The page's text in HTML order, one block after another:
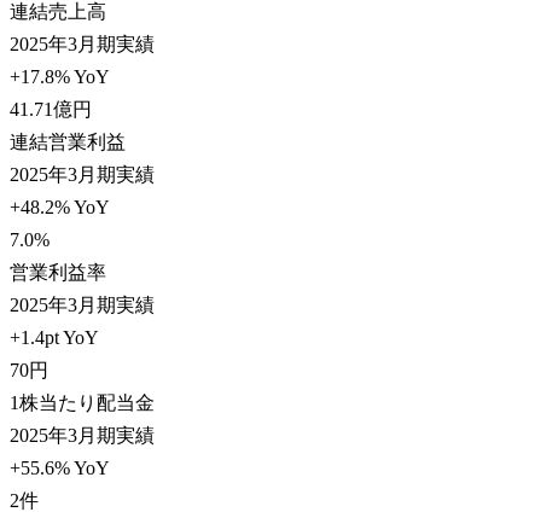
連結売上高
2025年3月期実績
+17.8% YoY
41.71億円
連結営業利益
2025年3月期実績
+48.2% YoY
7.0%
営業利益率
2025年3月期実績
+1.4pt YoY
70円
1株当たり配当金
2025年3月期実績
+55.6% YoY
2件